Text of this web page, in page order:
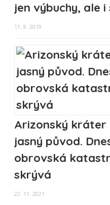
jen výbuchy, ale
11. 8. 2019
Arizonský kráter
jasný původ.
obrovská
skrývá
22. 11. 2021